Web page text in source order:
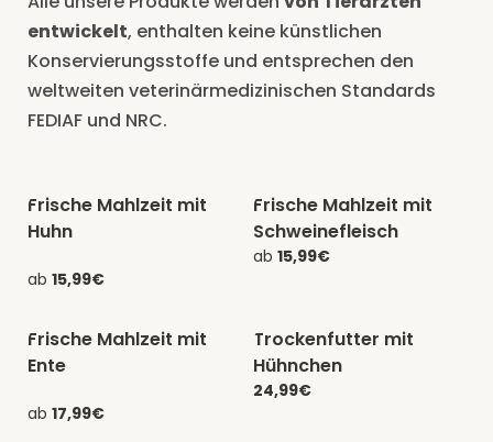
entwickelt, enthalten keine künstlichen
Konservierungsstoffe und entsprechen den
weltweiten veterinärmedizinischen Standards
FEDIAF und NRC.
-20% mit CATCHEF20
Frische Mahlzeit mit
Huhn
ab 15,99€
-20% mit CATCHEF20
Frische Mahlzeit mit
Schweinefleisch
ab 15,99€
-20% mit CATCHEF20
Frische Mahlzeit mit
Ente
ab 17,99€
-20% mit CATCHEF20
Trockenfutter mit
Hühnchen
24,99€